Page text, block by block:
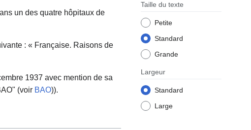
Taille du texte
Petite
Standard
Grande
Largeur
Standard
Large
un des quatre hôpitaux de
: « Française. Raisons de
1937 avec mention de sa
(voir BAO)).